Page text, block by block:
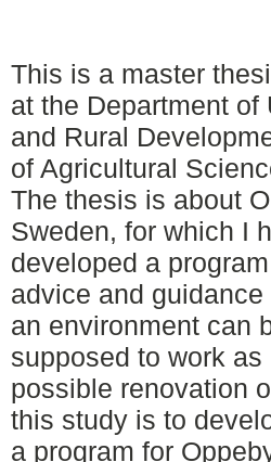
This is a master
at the Department of
and Rural
of Agricultural
The thesis is about
Sweden, for which I
developed a
advice and guidance
an environment can
supposed to work
possible renovation
this study is to
a program for